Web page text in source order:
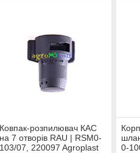
Ковпак-розпилювач КАС
на 7 отворів RAU | RSM0-
103/07, 220097 Agroplast
0-